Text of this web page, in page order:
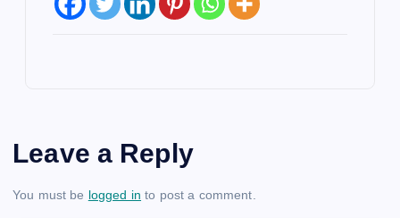
Leave a Reply
You must be logged in to post a comment.